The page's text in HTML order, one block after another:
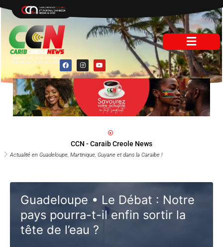
contenu
F
a
c
e
b
o
o
k
I
n
s
t
m
Y
o
u
t
b
e
Actualité en Guadeloupe, Martinique, Guyane et dans la Caraïbe !
CCN - Caraib Creole News
Guadeloupe • Le Débat : Notre
pays pourra-t-il enfin sortir la
tête de l’eau ?